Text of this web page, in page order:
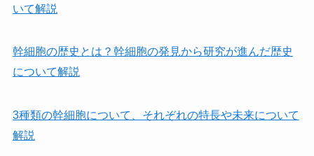
いて解説
幹細胞の歴史とは？幹細胞の発見から研究が進んだ歴史
について解説
3種類の幹細胞について、それぞれの特長や未来について
解説